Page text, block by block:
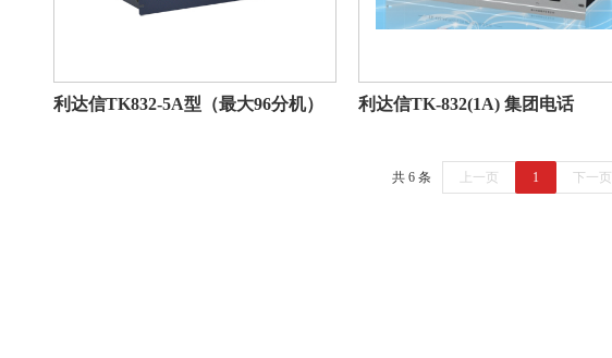
利达信TK832-5A型（最大96分机） 利达信TK-832(1A) 集团电话
共 6 条 上一页 1 下一页